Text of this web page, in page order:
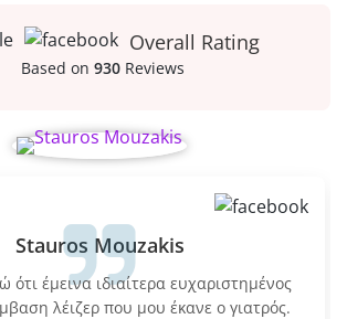
Overall Rating
Based on 930Reviews
Mouzakis
ιδιαίτερα ευχαριστημένος
λέιζερ που μου έκανε ο γιατρός.